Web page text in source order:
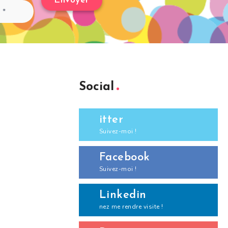
Social
itter
Suivez-moi !
Facebook
Suivez-moi !
Linkedin
nez me rendre visite !